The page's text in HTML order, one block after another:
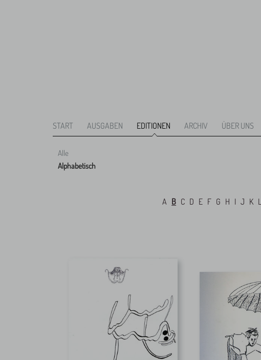
START AUSGABEN EDITIONEN ARCHIV ÜBER UNS
Alle
Alphabetisch
A B C D E F G H I J K L